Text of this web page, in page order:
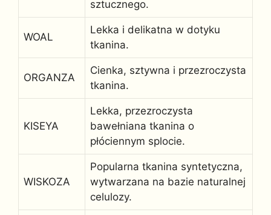
sztucznego.
WOAL
Lekka i delikatna w dotyku
tkanina.
ORGANZA
Cienka, sztywna i przezroczysta
tkanina.
KISEYA
Lekka, przezroczysta
bawełniana tkanina o
płóciennym splocie.
WISKOZA
Popularna tkanina syntetyczna,
wytwarzana na bazie naturalnej
celulozy.